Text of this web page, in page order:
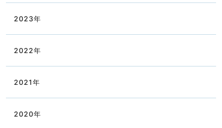
2023年
2022年
2021年
2020年